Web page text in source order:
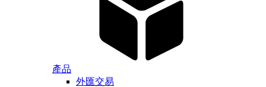
產品
外匯交易